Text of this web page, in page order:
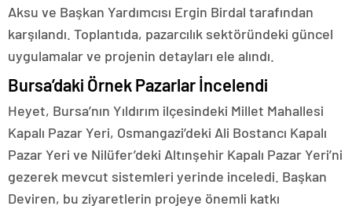
Aksu ve Başkan Yardımcısı Ergin Birdal tarafından
karşılandı. Toplantıda, pazarcılık sektöründeki güncel
uygulamalar ve projenin detayları ele alındı.
Bursa’daki Örnek Pazarlar İncelendi
Heyet, Bursa’nın Yıldırım ilçesindeki Millet Mahallesi
Kapalı Pazar Yeri, Osmangazi’deki Ali Bostancı Kapalı
Pazar Yeri ve Nilüfer’deki Altınşehir Kapalı Pazar Yeri’ni
gezerek mevcut sistemleri yerinde inceledi. Başkan
Deviren, bu ziyaretlerin projeye önemli katkı